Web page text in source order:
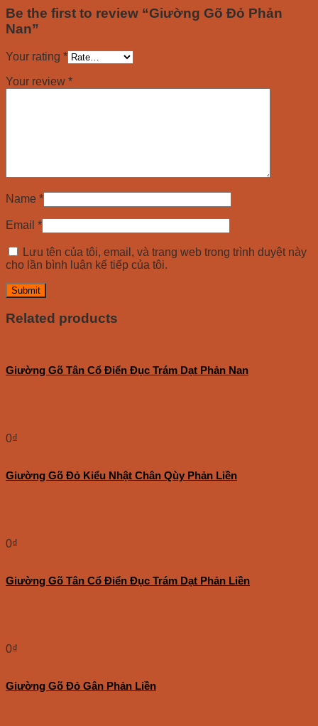
Be the first to review “Giường Gõ Đỏ Phản
Nan”
Your rating *
Your review *
Name *
Email *
Lưu tên của tôi, email, và trang web trong trình duyệt này
cho lần bình luận kế tiếp của tôi.
Related products
Giường Gõ Tân Cổ Điển Đục Trám Dạt Phản Nan
0₫
Giường Gõ Đỏ Kiểu Nhật Chân Qùy Phản Liền
0₫
Giường Gõ Tân Cổ Điển Đục Trám Dạt Phản Liền
0₫
Giường Gõ Đỏ Gân Phản Liền